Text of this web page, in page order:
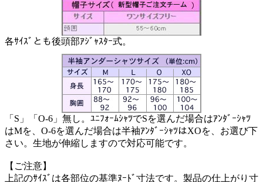
各ｻｲｽﾞとも後頭部ｱｼﾞｬｽﾀｰ式。
「S」「O-6」無し。ﾕﾆﾌｫｰﾑｼｬﾂでSを選んだ場合はｱﾝﾀﾞｰｼｬﾂ
はMを、O-6を選んだ場合は半袖ｱﾝﾀﾞｰｼｬﾂはXOを、お選び下
さい。生地が伸縮しますので対応可能です。
【ご注意】
上記のｻｲｽﾞは各部位の基準ﾇｰﾄﾞ寸法です。製品の仕上がり寸